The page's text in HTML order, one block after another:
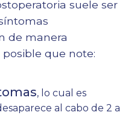
suele ser
de manera
que note:
, lo cual es
al cabo de 2 a